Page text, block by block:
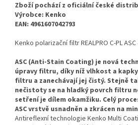
Zboží pochází z oficiální české
Výrobce: Kenko
EAN: 4961607042793
Kenko polarizační filtr REALPRO C-PL
ASC (Anti-Stain Coating) je nová
úpravy filtru, díky níž vlhkost a
filtru a zanechávají jej čistý. Stejně
nečistoty se na hladký povrch filtru
setření je dílem okamžiku. Celý
ASC vrstvě usnadněn a zkrácen na
Antireflexní technologie Kenko Multi